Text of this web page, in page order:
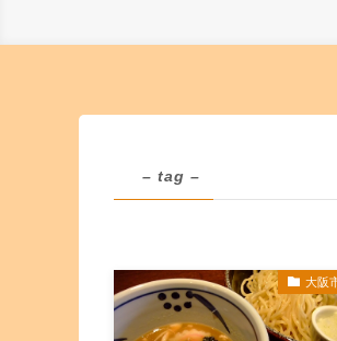
– tag –
大阪